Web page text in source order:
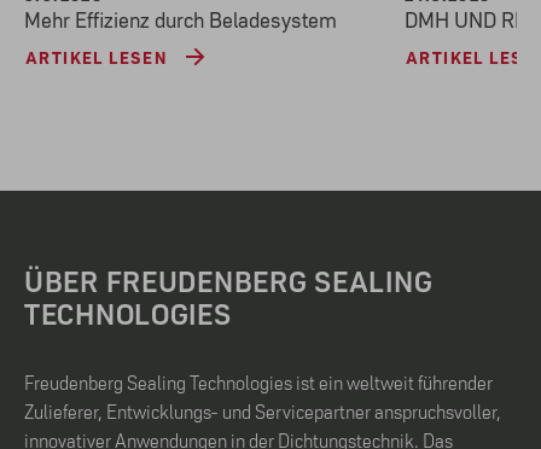
Mehr Effizienz durch Beladesystem
ARTIKEL LESEN
DMH UND
ARTIKEL
ÜBER FREUDENBERG SEALING
TECHNOLOGIES
Freudenberg Sealing Technologies ist ein weltweit führender
Zulieferer, Entwicklungs- und Servicepartner anspruchsvoller,
innovativer Anwendungen in der Dichtungstechnik. Das